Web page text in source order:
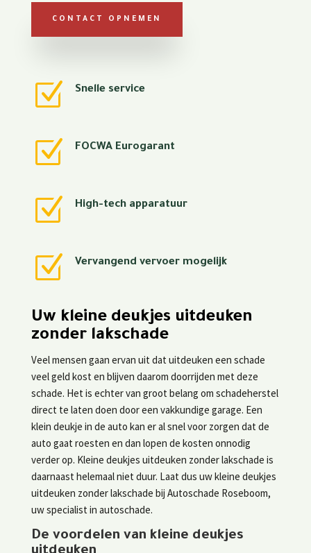
CONTACT OPNEMEN
Z Snelle service
Z FOCWA Eurogarant
Z High-tech apparatuur
Z Vervangend vervoer mogelijk
Uw kleine deukjes uitdeuken
zonder lakschade
Veel mensen gaan ervan uit dat uitdeuken een schade
veel geld kost en blijven daarom doorrijden met deze
schade. Het is echter van groot belang om schadeherstel
direct te laten doen door een vakkundige garage. Een
klein deukje in de auto kan er al snel voor zorgen dat de
auto gaat roesten en dan lopen de kosten onnodig
verder op. Kleine deukjes uitdeuken zonder lakschade is
daarnaast helemaal niet duur. Laat dus uw kleine deukjes
uitdeuken zonder lakschade bij Autoschade Roseboom,
uw specialist in autoschade.
De voordelen van kleine deukjes